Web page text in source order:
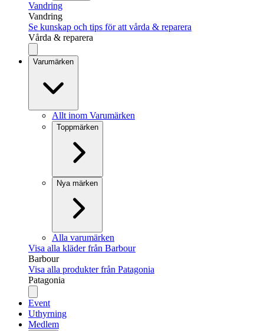
Vandring
Vandring
Se kunskap och tips för att vårda & reparera
Vårda & reparera
Varumärken
Allt inom Varumärken
Toppmärken
Nya märken
Alla varumärken
Visa alla kläder från Barbour
Barbour
Visa alla produkter från Patagonia
Patagonia
Event
Uthyrning
Medlem